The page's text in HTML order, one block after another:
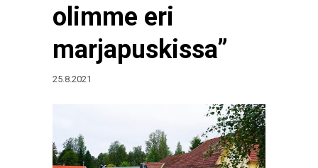
olimme eri
marjapuskissa”
25.8.2021